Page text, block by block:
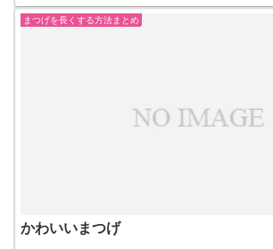
まつげを長くする方法まとめ
かわいいまつげ